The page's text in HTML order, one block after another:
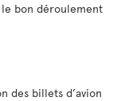
bon déroulement
des billets d’avion